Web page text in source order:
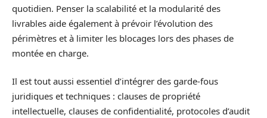
quotidien. Penser la scalabilité et la modularité des
livrables aide également à prévoir l’évolution des
périmètres et à limiter les blocages lors des phases de
montée en charge.
Il est tout aussi essentiel d’intégrer des garde-fous
juridiques et techniques : clauses de propriété
intellectuelle, clauses de confidentialité, protocoles d’audit